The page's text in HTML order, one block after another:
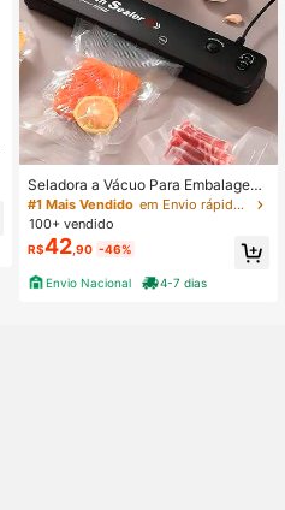
Seladora a Vácuo Para Embalagem
de Alimentos Portátil Bivolt Armaze
namento Multiuso Doméstica
#1 Mais Vendido
em Envio rápido Máquina de selar cozinha
100+ vendido
R$42 ,90 -46%
Envio Nacional 4-7 dias